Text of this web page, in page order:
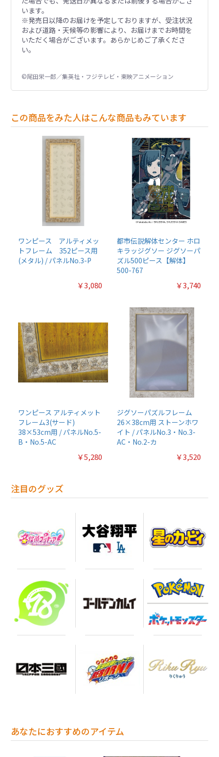
います。
※発売日以降のお届けを予定しておりますが、受注状況
および道路・天候等の影響により、お届けまでお時間を
いただく場合がございます。あらかじめご了承くださ
い。
©尾田栄一郎／集英社・フジテレビ・東映アニメーション
この商品をみた人はこんな商品もみています
ワンピース アルティメッ
トフレーム 352ピース用
(メタル) / パネルNo.3-P
￥3,080
都市伝説解体センター ホロ
キラッジグソー ジグソーパ
ズル500ピース【解体】
500-767
￥3,740
ワンピース アルティメット
フレーム3(サード)
38×53cm用 / パネルNo.5-
B・No.5-AC
￥5,280
ジグソーパズルフレーム
26×38cm用 ストーンホワ
イト / パネルNo.3・No.3-
AC・No.2-カ
￥3,520
注目のグッズ
あなたにおすすめのアイテム